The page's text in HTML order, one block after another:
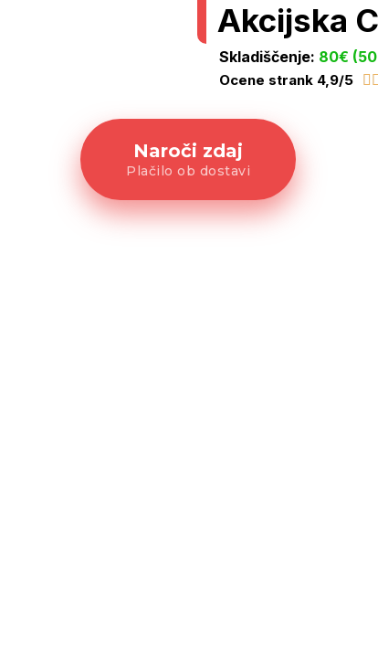
Akcijska
Skladiščenje: 80€
Ocene strank 4,9/5  
Naroči zdaj
Plačilo ob dostavi